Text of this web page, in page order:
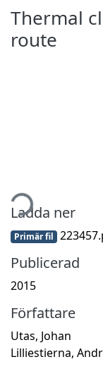
Thermal
route
Ladda ner
Primär fil
Publicerad
2015
Författare
Utas, Johan
Lilliestierna,